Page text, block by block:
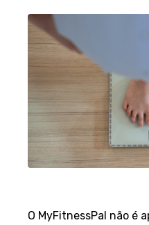
O MyFitnessPal não é